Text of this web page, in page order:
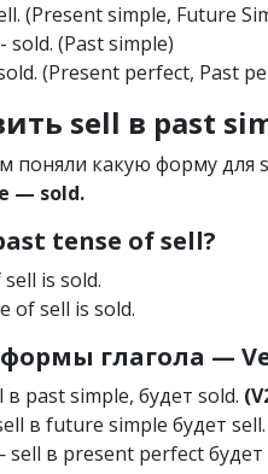
(Present simple, Future
sold. (Past simple)
(Present perfect, Past
sell в past
поняли какую форму
— sold.
tense of sell?
is sold.
of sell is sold.
глагола —
past simple, будет sold.
в future simple будет sell.
в present perfect будет